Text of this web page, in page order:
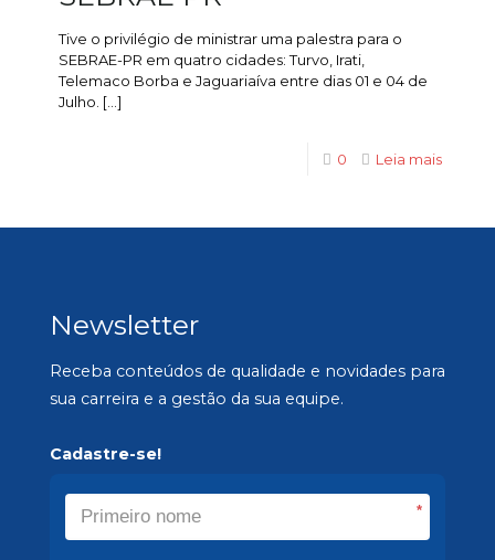
Tive o privilégio de ministrar uma palestra para o
SEBRAE-PR em quatro cidades: Turvo, Irati,
Telemaco Borba e Jaguariaíva entre dias 01 e 04 de
Julho. […]
0 Leia mais
Newsletter
Receba conteúdos de qualidade e novidades para
sua carreira e a gestão da sua equipe.
Cadastre-se!
*